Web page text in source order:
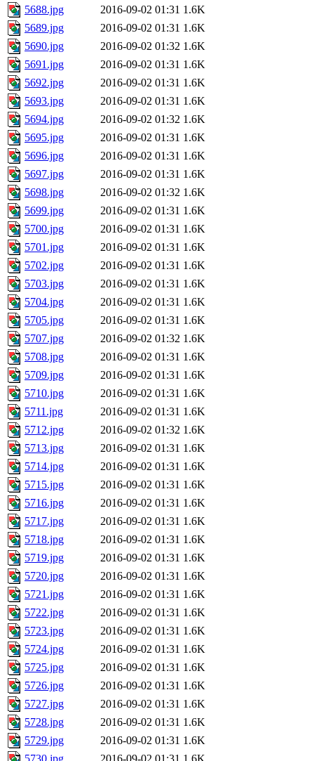
5688.jpg
2016-09-02 01:31 1.6K
5689.jpg
2016-09-02 01:31 1.6K
5690.jpg
2016-09-02 01:32 1.6K
5691.jpg
2016-09-02 01:31 1.6K
5692.jpg
2016-09-02 01:31 1.6K
5693.jpg
2016-09-02 01:31 1.6K
5694.jpg
2016-09-02 01:32 1.6K
5695.jpg
2016-09-02 01:31 1.6K
5696.jpg
2016-09-02 01:31 1.6K
5697.jpg
2016-09-02 01:31 1.6K
5698.jpg
2016-09-02 01:32 1.6K
5699.jpg
2016-09-02 01:31 1.6K
5700.jpg
2016-09-02 01:31 1.6K
5701.jpg
2016-09-02 01:31 1.6K
5702.jpg
2016-09-02 01:31 1.6K
5703.jpg
2016-09-02 01:31 1.6K
5704.jpg
2016-09-02 01:31 1.6K
5705.jpg
2016-09-02 01:31 1.6K
5707.jpg
2016-09-02 01:32 1.6K
5708.jpg
2016-09-02 01:31 1.6K
5709.jpg
2016-09-02 01:31 1.6K
5710.jpg
2016-09-02 01:31 1.6K
5711.jpg
2016-09-02 01:31 1.6K
5712.jpg
2016-09-02 01:32 1.6K
5713.jpg
2016-09-02 01:31 1.6K
5714.jpg
2016-09-02 01:31 1.6K
5715.jpg
2016-09-02 01:31 1.6K
5716.jpg
2016-09-02 01:31 1.6K
5717.jpg
2016-09-02 01:31 1.6K
5718.jpg
2016-09-02 01:31 1.6K
5719.jpg
2016-09-02 01:31 1.6K
5720.jpg
2016-09-02 01:31 1.6K
5721.jpg
2016-09-02 01:31 1.6K
5722.jpg
2016-09-02 01:31 1.6K
5723.jpg
2016-09-02 01:31 1.6K
5724.jpg
2016-09-02 01:31 1.6K
5725.jpg
2016-09-02 01:31 1.6K
5726.jpg
2016-09-02 01:31 1.6K
5727.jpg
2016-09-02 01:31 1.6K
5728.jpg
2016-09-02 01:31 1.6K
5729.jpg
2016-09-02 01:31 1.6K